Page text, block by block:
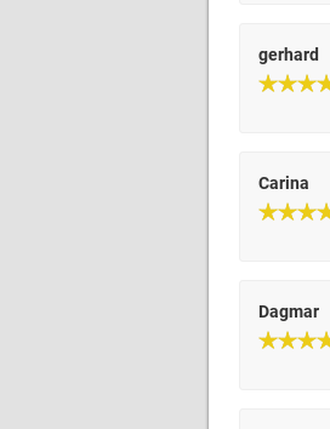
gerhard
Carina
Dagmar